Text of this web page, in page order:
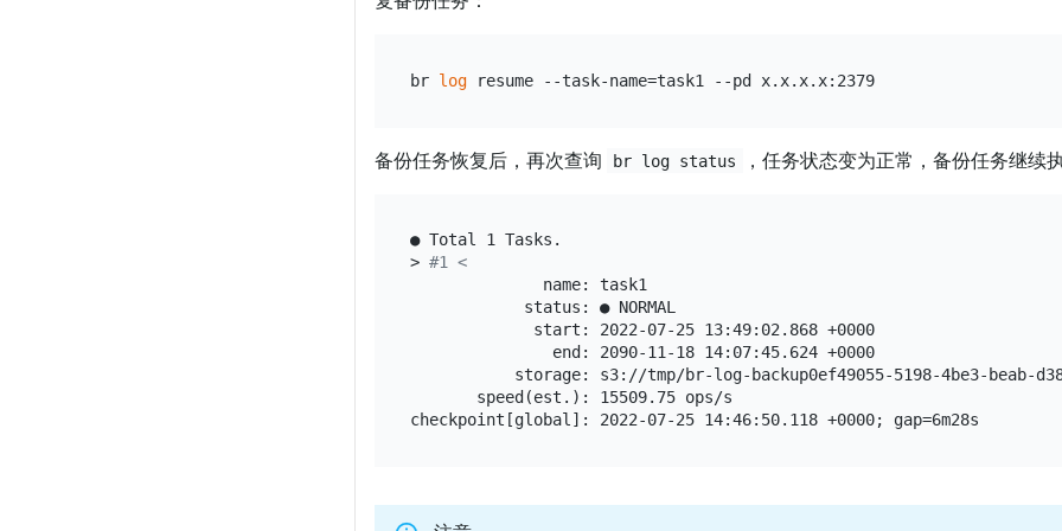
br log resume --task-name=task1 --pd x.x.x.x:2379
备份任务恢复后，再次查询 br log status ，任务状态变为正常，备份任务继续执
● Total 1 Tasks.
> #1 <
              name: task1
            status: ● NORMAL
             start: 2022-07-25 13:49:02.868 +0000
               end: 2090-11-18 14:07:45.624 +0000
storage: s3://tmp/br-log-backup0ef49055-5198-4be3-beab-
       speed(est.): 15509.75 ops/s